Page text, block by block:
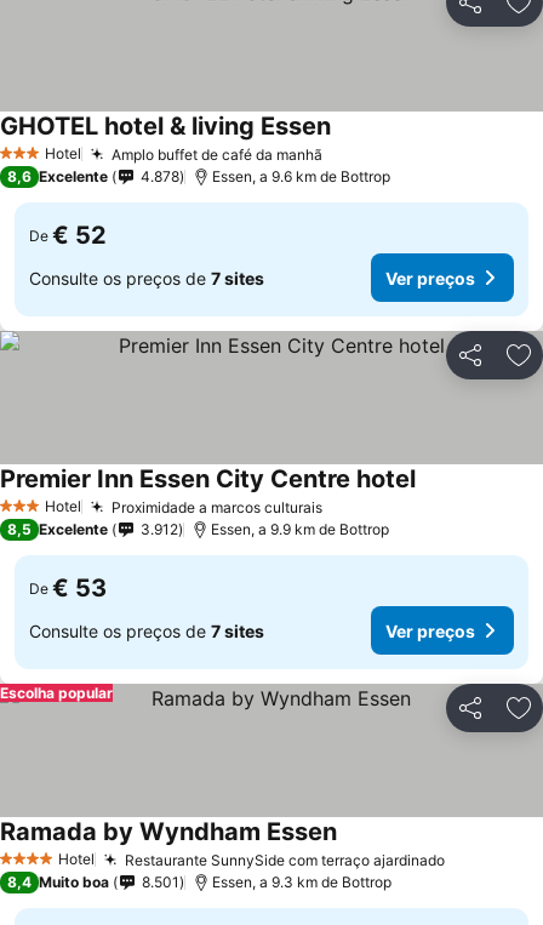
Partilhar
3 EstrelasHotel Amplo buffet de café da manhã
GHOTEL hotel & living EssenVer preços
8,6 Excelente 4.878 Essen, a 9.6 km de Bottrop
De € 52
Consulte os preços de 7 sites Ver preços
Partilhar
3 EstrelasHotel Proximidade a marcos culturaisVer preços
Premier Inn Essen City Centre hotelVer preços
8,5 Excelente 3.912 Essen, a 9.9 km de Bottrop
De € 53
Consulte os preços de 7 sites Ver preços
Partilhar
Escolha popular
4 EstrelasHotel Restaurante SunnySide com terraço ajardinadoVer preços
Ramada by Wyndham EssenVer preços
8,4 Muito boa 8.501 Essen, a 9.3 km de Bottrop